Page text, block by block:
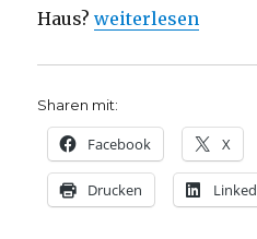
Haus?„Predigt über
weiterlesen
Sharen mit:
Facebook X
Drucken